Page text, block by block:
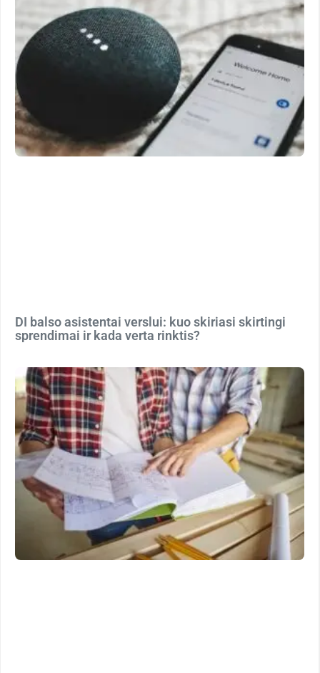
DI balso asistentai verslui: kuo skiriasi skirtingi
sprendimai ir kada verta rinktis?